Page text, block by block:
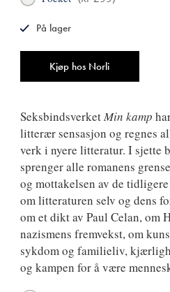
Kjøp hos Norli
På lager
SeksbindsverketMin kamp
litterær sensasjon og regnes
verk i nyere litteratur. I sjette
sprenger alle romanens
og mottakelsen av de
om litteraturen selv og dens
om et dikt av Paul Celan, om
nazismens fremvekst, om
sykdom og familieliv,
og kampen for å være